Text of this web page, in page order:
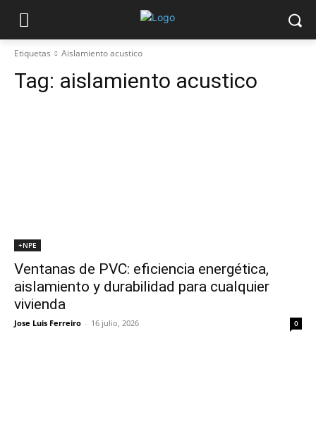
Etiquetas Aislamiento acustico
Tag: aislamiento acustico
+NPE
Ventanas de PVC: eficiencia energética,
aislamiento y durabilidad para cualquier
vivienda
Jose Luis Ferreiro - 16 julio, 2026 0